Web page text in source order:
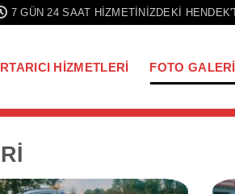
7 GÜN 24 SAAT HIZMETINIZDEKI
HIZMETLERI FOTO GALERI